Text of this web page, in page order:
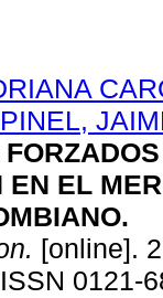
EN EL
[online].
0121-